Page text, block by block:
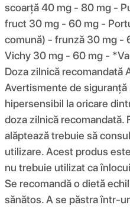
scoarță 40 mg - 80 mg -
fruct 30 mg - 60 mg -
comună) - frunză 30 mg -
Vichy 30 mg - 60 mg -
Doza zilnică recomandată
Avertismente de
hipersensibil la oricare
doza zilnică recomandată.
alăptează trebuie să
utilizare. Acest produs
nu trebuie utilizat ca
Se recomandă o dietă
sănătos. A se păstra într-